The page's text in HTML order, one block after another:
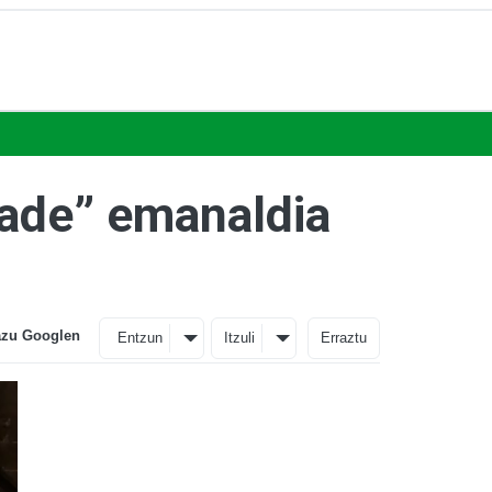
emanaldia
Googlen Entzun Itzuli Erraztu